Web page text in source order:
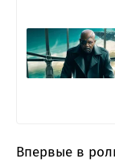
Впервые в